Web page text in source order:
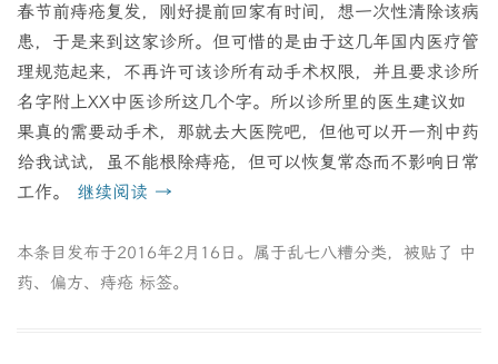
春节前痔疮复发，刚好提前回家有时间，想一次性清除该病
患，于是来到这家诊所。但可惜的是由于这几年国内医疗管
理规范起来，不再许可该诊所有动手术权限，并且要求诊所
名字附上XX中医诊所这几个字。所以诊所里的医生建议如
果真的需要动手术，那就去大医院吧，但他可以开一剂中药
给我试试，虽不能根除痔疮，但可以恢复常态而不影响日常
工作。 继续阅读 →
本条目发布于2016年2月16日 。属于乱七八糟分类，被贴了 中
药、 偏方、 痔疮 标签。